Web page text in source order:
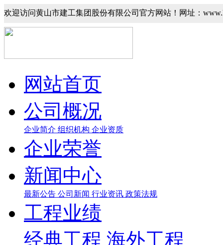
欢迎访问黄山市建工集团股份有限公司官方网站！网址：
网站首页
公司概况
企业简介 组织机构 企业资质
企业荣誉
新闻中心
最新公告 公司新闻 行业资讯 政策法规
工程业绩
经典工程 海外工程